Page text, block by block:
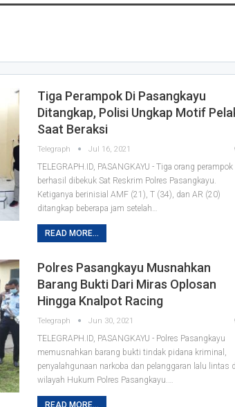
Tiga Perampok Di Pasangkayu
Ditangkap, Polisi Ungkap Motif
Saat Beraksi
Telegraph Jul 16, 2021
TELEGRAPH.ID, PASANGKAYU - Tiga orang perampok
berhasil dibekuk Sat Reskrim Polres Pasangkayu.
Ketiganya berinisial AMF (21), T (34), dan AR (20)
ditangkap beberapa jam setelah
READ MORE...
Polres Pasangkayu Musnahkan
Barang Bukti Dari Miras Oplosan
Hingga Knalpot Racing
Telegraph Jun 30, 2021
TELEGRAPH.ID, PASANGKAYU - Polres Pasangkayu
memusnahkan barang bukti tindak pidana kriminal,
penyalahgunaan narkoba dan pelanggaran lalu lintas
wilayah Hukum Polres Pasangkayu.
READ MORE...